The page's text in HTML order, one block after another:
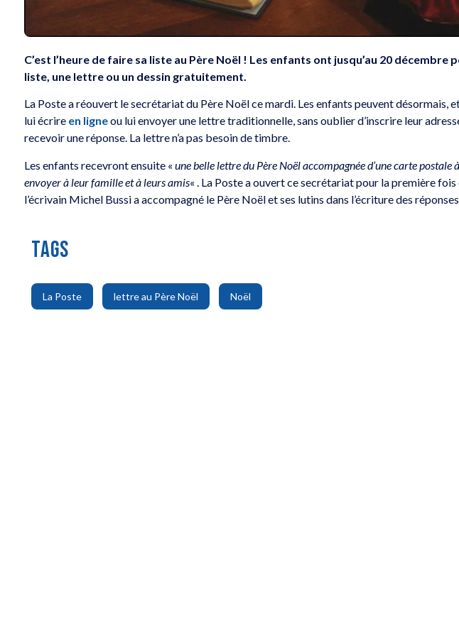
C’est l’heure de faire sa liste au Père Noël ! Les enfants ont jusqu’au 20 décembre
liste, une lettre ou un dessin gratuitement.
La Poste a réouvert le secrétariat du Père Noël ce mardi. Les enfants peuvent désormais,
lui écrire en ligneou lui envoyer une lettre traditionnelle, sans oublier d’inscrire leur
recevoir une réponse. La lettre n’a pas besoin de timbre.
Les enfants recevront ensuite «une belle lettre du Père Noël accompagnée d’une carte
envoyer à leur famille et à leurs amis« . La Poste a ouvert ce secrétariat pour la première
l’écrivain Michel Bussi a accompagné le Père Noël et ses lutins dans l’écriture des
TAGS
La Poste
,
lettre au Père Noël
,
Noël